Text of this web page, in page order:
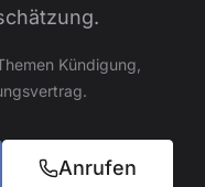
Kündigung,
Anrufen